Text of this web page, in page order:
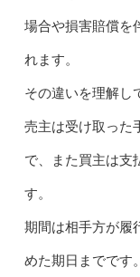
場合や損害賠償を
れます。
その違いを理解し
売主は受け取った
で、また買主は支
す。
期間は相手方が履
めた期日までです。